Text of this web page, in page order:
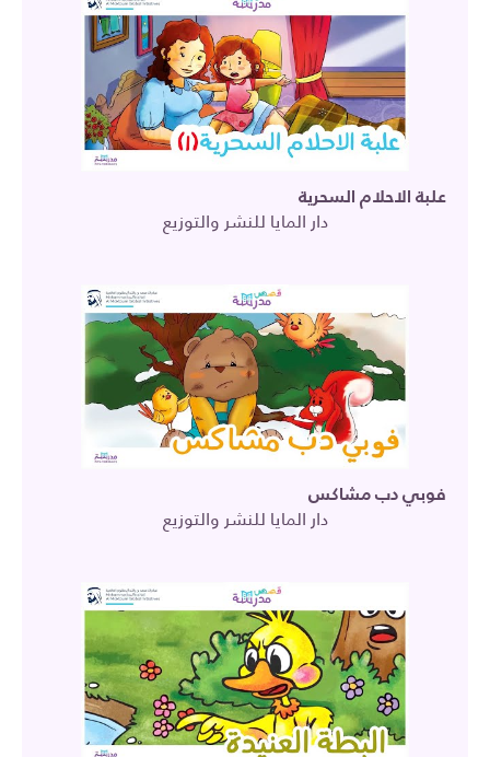
علبة الاحلام السحرية
دار المايا للنشر والتوزيع
فوبي دب مشاكس
دار المايا للنشر والتوزيع